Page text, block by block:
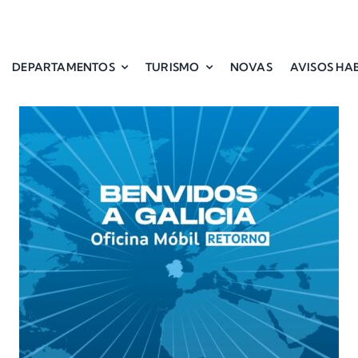
DEPARTAMENTOS TURISMO NOVAS AVISOS